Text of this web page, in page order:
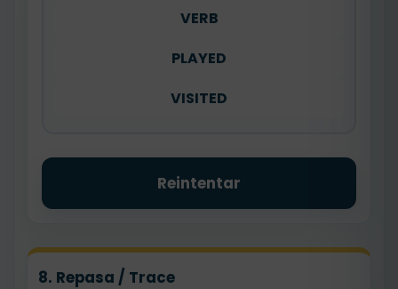
VERB
PLAYED
VISITED
Reintentar
8. Repasa / Trace